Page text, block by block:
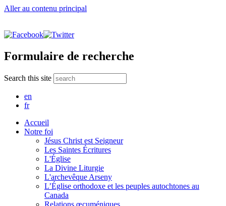
Aller au contenu principal
Formulaire de recherche
Search this site
en
fr
Accueil
Notre foi
Jésus Christ est Seigneur
Les Saintes Écritures
L'Église
La Divine Liturgie
L'archevêque Arseny
L’Église orthodoxe et les peuples autochtones au
Canada
Relations œcuméniques